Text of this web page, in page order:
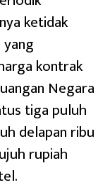
ketidak
kontrak
Negara
tiga puluh
delapan ribu
rupiah